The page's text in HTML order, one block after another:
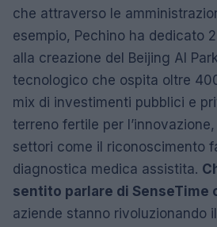
che attraverso le
esempio, Pechino ha dedicato
alla creazione del Beijing AI
tecnologico che ospita oltre
mix di investimenti pubblici e
terreno fertile per
settori come il riconoscimento
diagnostica medica assistita.
sentito parlare di SenseTime
aziende stanno rivoluzionando